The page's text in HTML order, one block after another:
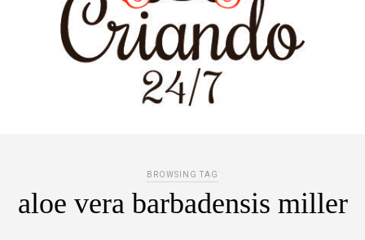
BROWSING TAG
aloe vera barbadensis miller